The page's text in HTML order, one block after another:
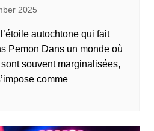
2025
autochtone qui fait
Pemon Dans un monde où
souvent marginalisées,
comme